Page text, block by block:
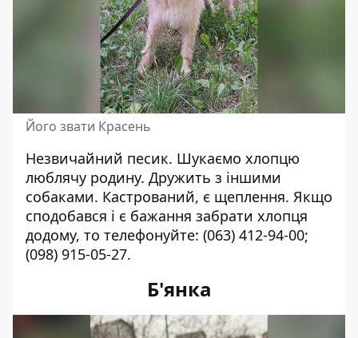
Його звати Красень
Незвичайний песик. Шукаємо хлопцю
люблячу родину. Дружить з іншими
собаками. Кастрований, є щеплення. Якщо
сподобався і є бажання забрати хлопця
додому, то телефонуйте: (063) 412-94-00;
(098) 915-05-27.
Б'янка